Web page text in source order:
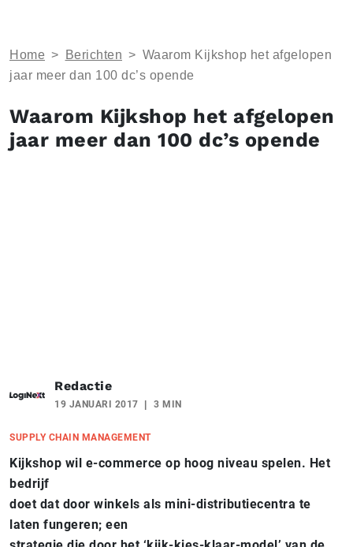
Home > Berichten > Waarom Kijkshop het afgelopen
jaar meer dan 100 dc’s opende
Waarom Kijkshop het afgelopen
jaar meer dan 100 dc’s opende
Redactie
19 JANUARI 2017 3 MIN
SUPPLY CHAIN MANAGEMENT
Kijkshop wil e-commerce op hoog niveau spelen. Het
bedrijf
doet dat door winkels als mini-distributiecentra te
laten fungeren; een